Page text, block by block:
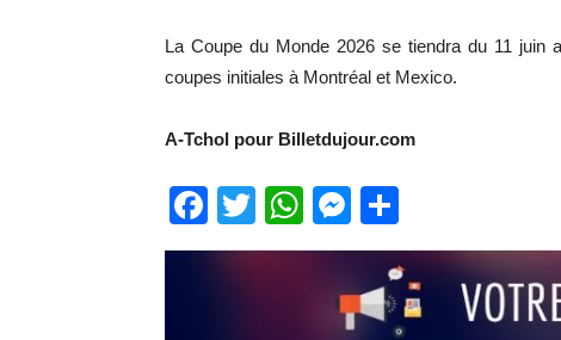
La Coupe du Monde 2026 se tiendra du 11 juin
coupes initiales à Montréal et Mexico.
A-Tchol pour Billetdujour.com
Facebook
TwitterWhatsApp
Messenger